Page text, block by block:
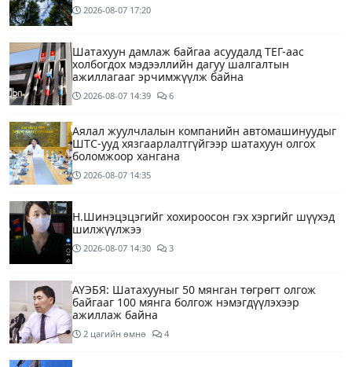
2026-08-07 17:20
Шатахуун дамлаж байгаа асуудалд ТЕГ-аас
холбогдох мэдээллийн дагуу шалгалтын
ажиллагааг эрчимжүүлж байна
2026-08-07 14:39 6
Аялал жуулчлалын компанийн автомашинуудыг
ШТС-ууд хязгаарлалтгүйгээр шатахуун олгох
боломжоор хангана
2026-08-07 14:35
Н.Шинэцэцэгийг хохироосон гэх хэргийг шүүхэд
шилжүүлжээ
2026-08-07 14:30 3
АҮЭБЯ: Шатахууныг 50 мянган төгрөгт олгож
байгааг 100 мянга болгож нэмэгдүүлэхээр
ажиллаж байна
2 цагийн өмнө 4